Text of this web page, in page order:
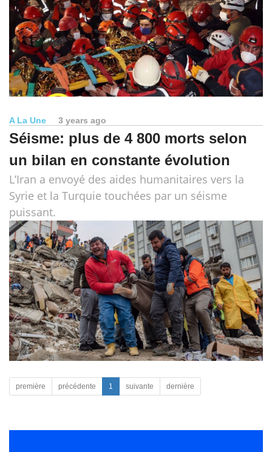
A La Une 3 years ago
Séisme: plus de 4 800 morts selon
un bilan en constante évolution
L’Iran a envoyé des aides humanitaires vers la
Syrie et la Turquie touchées par un séisme
puissant.
première précédente 1 suivante dernière